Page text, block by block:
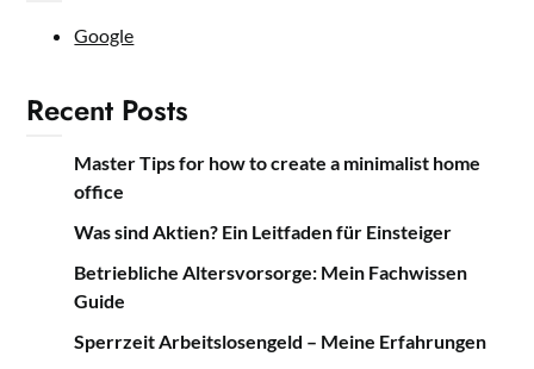
Google
Recent Posts
Master Tips for how to create a minimalist home
office
Was sind Aktien? Ein Leitfaden für Einsteiger
Betriebliche Altersvorsorge: Mein Fachwissen
Guide
Sperrzeit Arbeitslosengeld – Meine Erfahrungen